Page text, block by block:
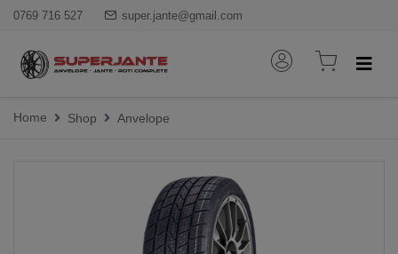
0769 716 527 super.jante@gmail.com
Home Shop Anvelope